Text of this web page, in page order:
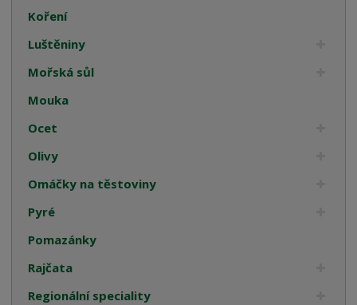
Koření
Luštěniny
Mořská sůl
Mouka
Ocet
Olivy
Omáčky na těstoviny
Pyré
Pomazánky
Rajčata
Regionální speciality